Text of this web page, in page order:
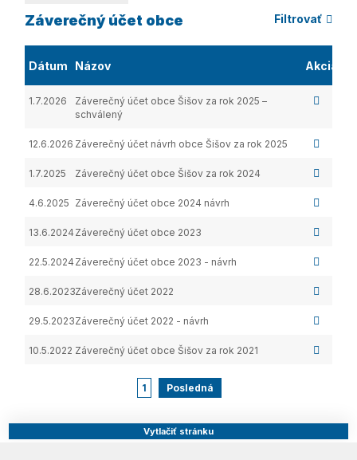
Záverečný účet obce Filtrovať
Dátum Názov Akcia
1.7.2026
Záverečný účet obce Šišov za rok 2025 –
schválený
12.6.2026 Záverečný účet návrh obce Šišov za rok 2025
1.7.2025 Záverečný účet obce Šišov za rok 2024
4.6.2025 Záverečný účet obce 2024 návrh
13.6.2024 Záverečný účet obce 2023
22.5.2024 Záverečný účet obce 2023 - návrh
28.6.2023Záverečný účet 2022
29.5.2023Záverečný účet 2022 - návrh
10.5.2022 Záverečný účet obce Šišov za rok 2021
1 Posledná
Vytlačiť stránku